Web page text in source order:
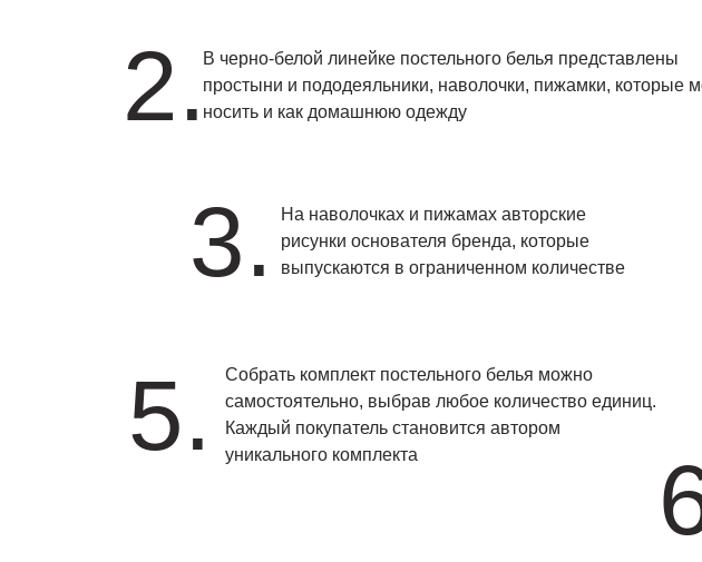
На наволочках и пижамах авторские
рисунки основателя бренда, которые
выпускаются в ограниченном количестве
Собрать комплект постельного белья можно
самостоятельно, выбрав любое количество единиц.
Каждый покупатель становится автором
уникального комплекта
В черно-белой линейке постельного белья представлены
простыни и пододеяльники, наволочки, пижамки, которые
носить и как домашнюю одежду
2.
3.
5.